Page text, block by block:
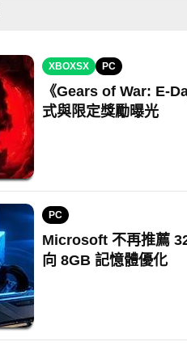
XBOXSX PC
《Gears of War: E-
式與限定獎勵曝光
PC
Microsoft 不再推薦
向 8GB 記憶體優化